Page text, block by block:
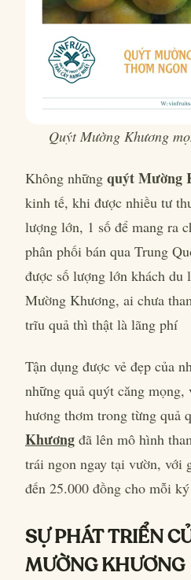
Quýt Mường Khương
Không những quýt Mường
kinh tế, khi được nhiều tư
lượng lớn, 1 số để mang ra
phân phối bán qua Trung
được số lượng lớn khách
Mường Khương, ai chưa
trĩu quả thì thật là lãng phí
Tận dụng được vẻ đẹp của
những quả quýt căng
hương thơm trong từng quả
Khương đã lên mô hình
trái ngon ngay tại vườn, với
đến 25.000 đồng cho mỗi
SỰ PHÁT TRIỂN
MƯỜNG KHƯƠNG